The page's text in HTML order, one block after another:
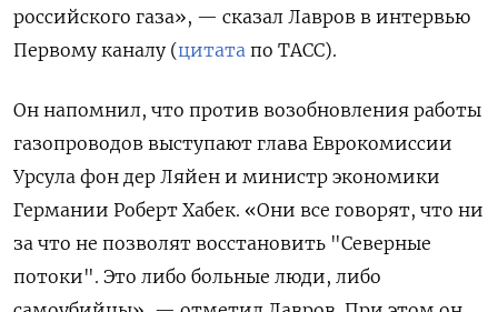
российского газа», — сказал Лавров в интервью
Первому каналу (цитата по ТАСС).
Он напомнил, что против возобновления работы
газопроводов выступают глава Еврокомиссии
Урсула фон дер Ляйен и министр экономики
Германии Роберт Хабек. «Они все говорят, что ни
за что не позволят восстановить "Северные
потоки". Это либо больные люди, либо